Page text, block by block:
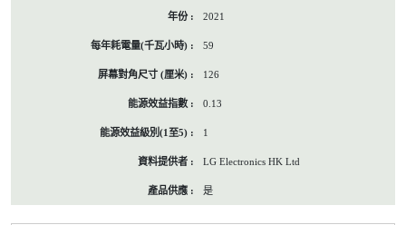
2021
59
126
0.13
1
LG Electronics HK Ltd
是